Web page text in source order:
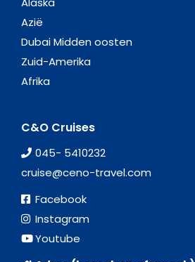
Azië
Dubai Midden oosten
Zuid-Amerika
Afrika
C&O Cruises
045- 5410232
cruise@ceno-travel.com
Facebook
Instagram
Youtube